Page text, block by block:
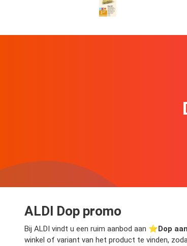
ALDI Dop promo
Bij ALDI vindt u een ruim aanbod aan ⭐️Dop
winkel of variant van het product te vinden,